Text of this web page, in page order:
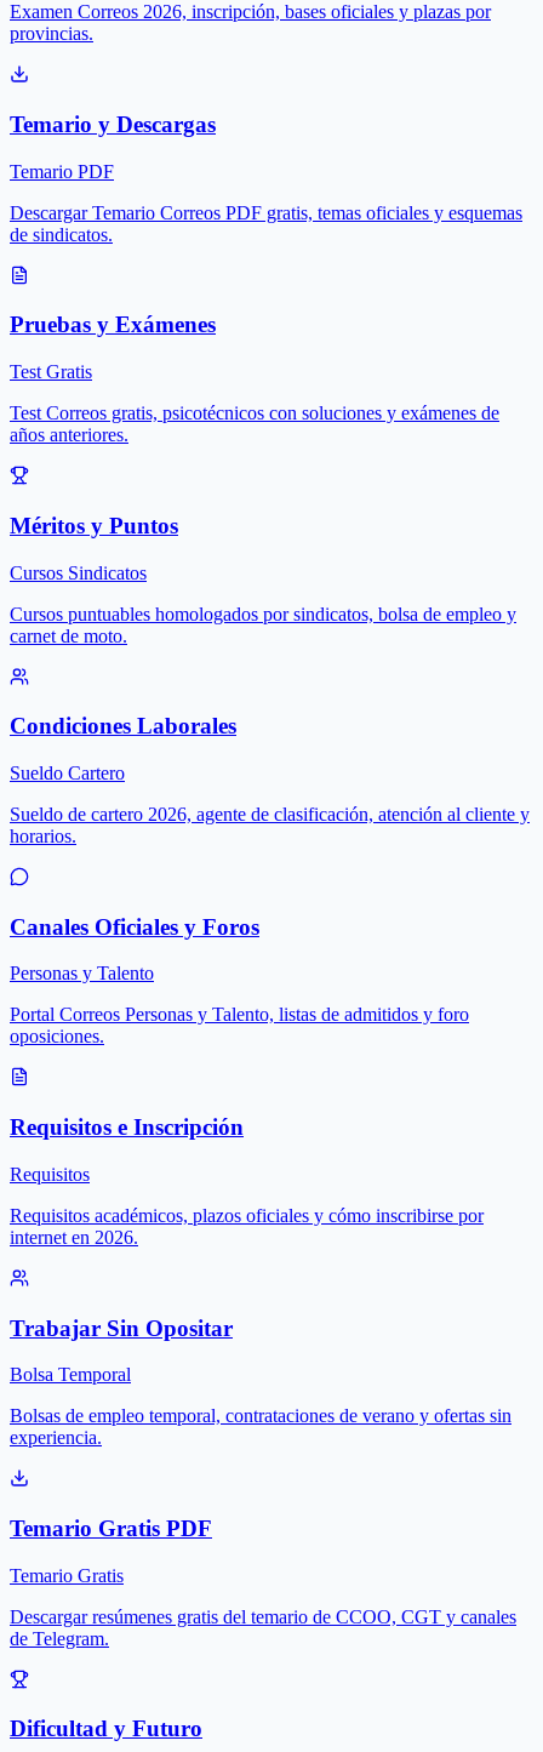
Examen Correos 2026, inscripción, bases oficiales y plazas por
provincias.
Temario y Descargas
Temario PDF
Descargar Temario Correos PDF gratis, temas oficiales y esquemas
de sindicatos.
Pruebas y Exámenes
Test Gratis
Test Correos gratis, psicotécnicos con soluciones y exámenes de
años anteriores.
Méritos y Puntos
Cursos Sindicatos
Cursos puntuables homologados por sindicatos, bolsa de empleo y
carnet de moto.
Condiciones Laborales
Sueldo Cartero
Sueldo de cartero 2026, agente de clasificación, atención al cliente y
horarios.
Canales Oficiales y Foros
Personas y Talento
Portal Correos Personas y Talento, listas de admitidos y foro
oposiciones.
Requisitos e Inscripción
Requisitos
Requisitos académicos, plazos oficiales y cómo inscribirse por
internet en 2026.
Trabajar Sin Opositar
Bolsa Temporal
Bolsas de empleo temporal, contrataciones de verano y ofertas sin
experiencia.
Temario Gratis PDF
Temario Gratis
Descargar resúmenes gratis del temario de CCOO, CGT y canales
de Telegram.
Dificultad y Futuro